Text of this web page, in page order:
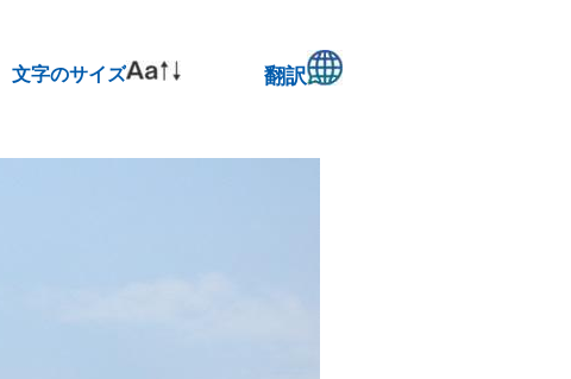
文字のサイズ 翻訳